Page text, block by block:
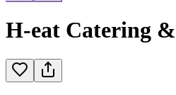
H-eat Catering